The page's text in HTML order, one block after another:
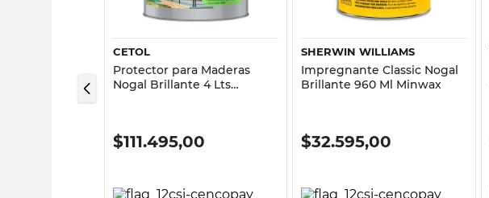
CETOL
Protector para Maderas
Nogal Brillante 4 Lts
$111.495,00
SHERWIN WILLIAMS
Impregnante Classic Nogal
Brillante 960 Ml Minwax
$32.595,00